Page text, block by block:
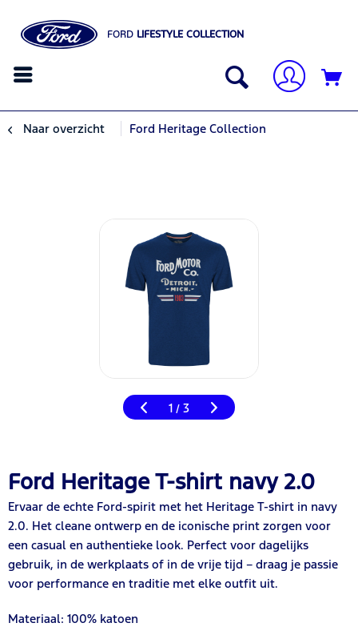
FORD LIFESTYLE COLLECTION
Naar overzicht Ford Heritage Collection
1 / 3
Ford Heritage T-shirt navy 2.0
Ervaar de echte Ford-spirit met het Heritage T-shirt in navy
2.0. Het cleane ontwerp en de iconische print zorgen voor
een casual en authentieke look. Perfect voor dagelijks
gebruik, in de werkplaats of in de vrije tijd – draag je passie
voor performance en traditie met elke outfit uit.
Materiaal: 100% katoen